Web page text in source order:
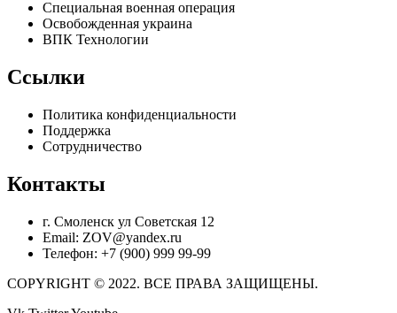
Специальная военная операция
Освобожденная украина
ВПК Технологии
Ссылки
Политика конфиденциальности
Поддержка
Сотрудничество
Контакты
г. Смоленск ул Советская 12
Email: ZOV@yandex.ru
Телефон: +7 (900) 999 99-99
COPYRIGHT © 2022. ВСЕ ПРАВА ЗАЩИЩЕНЫ.